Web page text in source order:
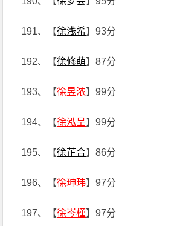
191、【徐浅希】93分
192、【徐修萌】87分
193、【徐昱浓】99分
194、【徐泓呈】99分
195、【徐芷合】86分
196、【徐珅玮】97分
197、【徐岑槿】97分